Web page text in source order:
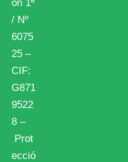
ón 1ª
/ Nº
6075
25 –
CIF:
G871
9522
8 –
Prot
ecció